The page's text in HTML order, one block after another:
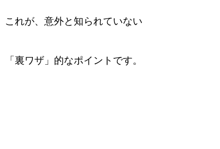
これが、意外と知られていない
「裏ワザ」的なポイントです。